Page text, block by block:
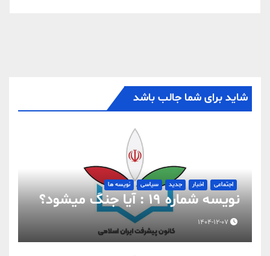
شاید برای شما جالب باشد
اجتماعی اخبار جدید سیاسی نویسه ها
نویسه شماره 19 : آیا جنگ میشود؟
1404-12-07